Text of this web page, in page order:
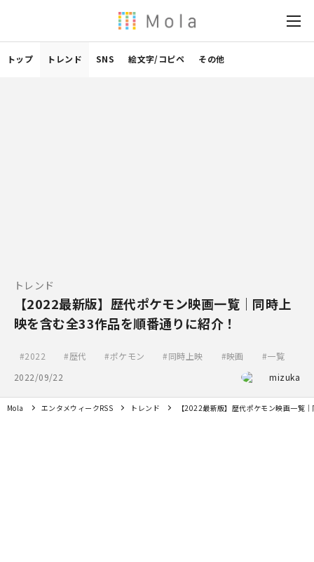
トップ トレンド SNS 絵文字/コピペ その他
トレンド
【2022最新版】歴代ポケモン映画一覧｜同時上
映を含む全33作品を順番通りに紹介！
2022 歴代 ポケモン 同時上映 映画
一覧
2022/09/22
mizuka
Mola エンタメウィークRSS トレンド 【2022最新版】歴代ポケモン映画一覧